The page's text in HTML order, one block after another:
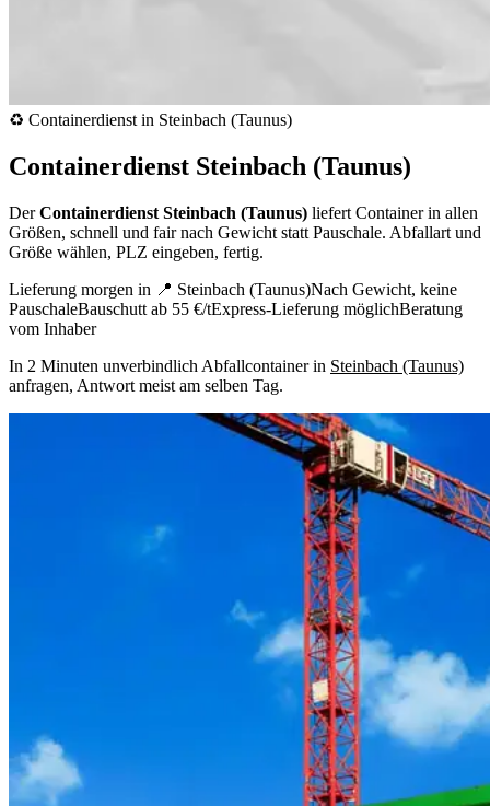
♻️ Containerdienst in Steinbach (Taunus)
Containerdienst Steinbach (Taunus)
DerContainerdienst Steinbach (Taunus) liefert Container in allen
Größen, schnell und fair nach Gewicht statt Pauschale. Abfallart und
Größe wählen, PLZ eingeben, fertig.
Lieferung morgen in 📍 Steinbach (Taunus)Nach Gewicht, keine
PauschaleBauschutt ab 55 €/tExpress-Lieferung möglichBeratung
vom Inhaber
In 2 Minuten unverbindlich Abfallcontainer in Steinbach (Taunus)
anfragen, Antwort meist am selben Tag.